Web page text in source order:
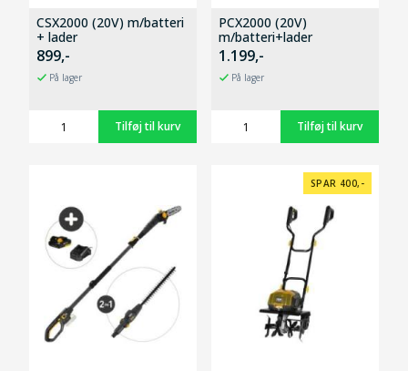
CSX2000 (20V) m/batteri
+ lader
899,-
På lager
PCX2000 (20V)
m/batteri+lader
1.199,-
På lager
SPAR 400,-